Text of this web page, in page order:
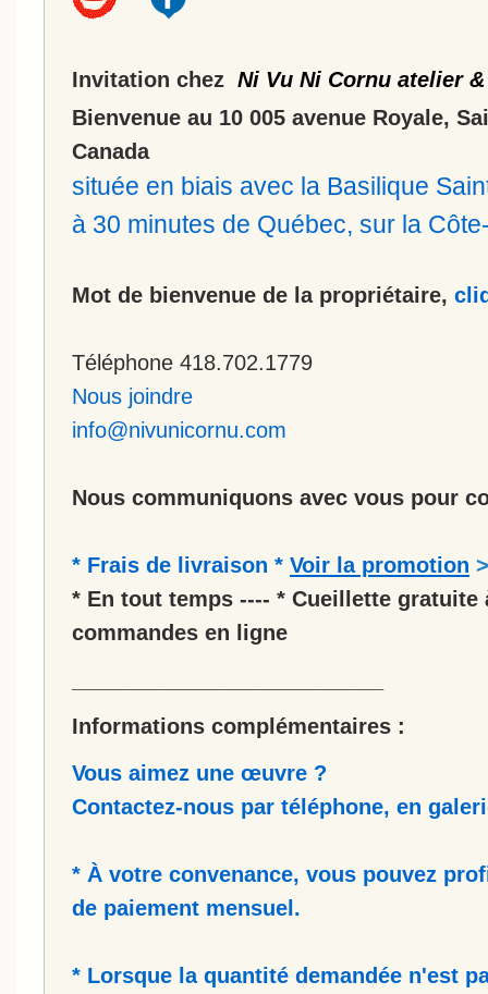
Invitation chez Ni Vu Ni Cornu atelier
Bienvenue au 10 005 avenue Royale,
Canada
située en biais avec la Basilique
à 30 minutes de Québec, sur la
Mot de bienvenue de la propriétaire,
Téléphone 418.702.1779
Nous joindre
info@nivunicornu.com
Nous communiquons avec vous pour
* Frais de livraison * Voir la promotion >
* En tout temps ---- * Cueillette gratuite
commandes en ligne
Informations complémentaires :
Vous aimez une œuvre ?
Contactez-nous par téléphone, en
* À votre convenance, vous pouvez
de paiement mensuel.
* Lorsque la quantité demandée n'est